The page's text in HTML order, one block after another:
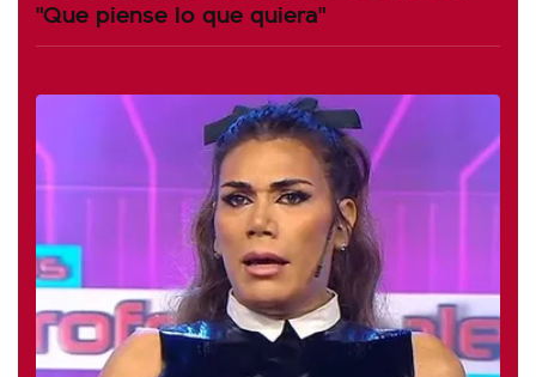
"Que piense lo que quiera"